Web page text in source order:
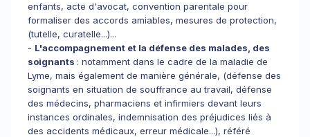
enfants, acte d'avocat, convention parentale pour
formaliser des accords amiables, mesures de protection,
(tutelle, curatelle...)...
- L'accompagnement et la défense des malades, des
soignants : notamment dans le cadre de la maladie de
Lyme, mais également de manière générale, (défense des
soignants en situation de souffrance au travail, défense
des médecins, pharmaciens et infirmiers devant leurs
instances ordinales, indemnisation des préjudices liés à
des accidents médicaux, erreur médicale...), référé